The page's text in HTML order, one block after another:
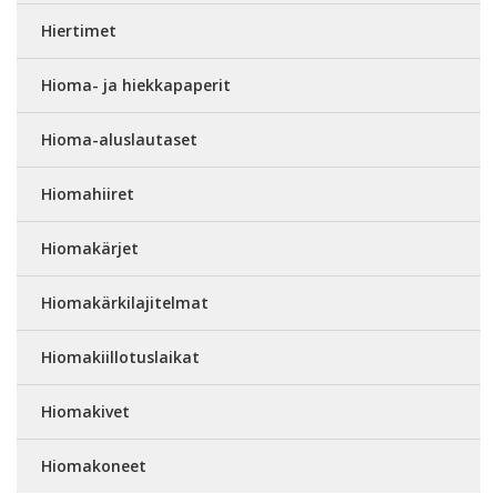
Hiertimet
Hioma- ja hiekkapaperit
Hioma-aluslautaset
Hiomahiiret
Hiomakärjet
Hiomakärkilajitelmat
Hiomakiillotuslaikat
Hiomakivet
Hiomakoneet